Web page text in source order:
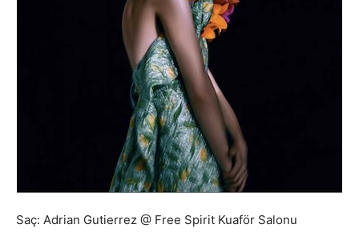
Saç: Adrian Gutierrez @ Free Spirit Kuaför Salonu